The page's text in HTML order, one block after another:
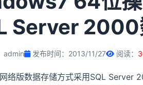
Server 2000
admin 发布时间：2013/11/27 阅读：
络版数据存储方式采用SQL Server